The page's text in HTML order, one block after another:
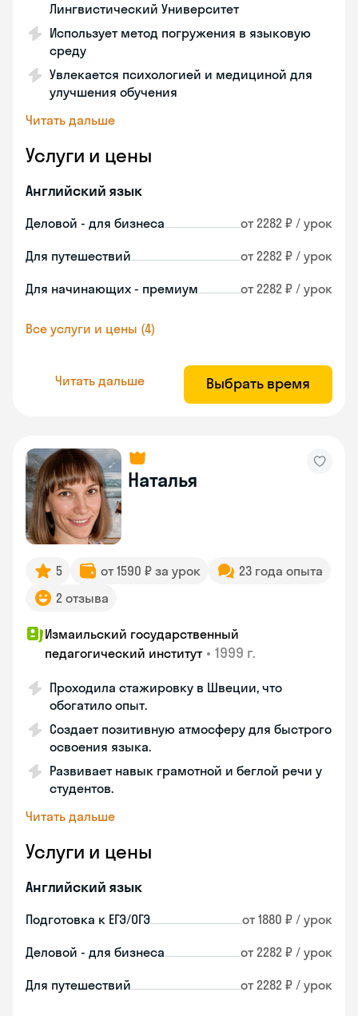
Лингвистический Университет
Использует метод погружения в языковую
среду
Увлекается психологией и медициной для
улучшения обучения
Читать дальше
Услуги и цены
Английский язык
Деловой - для бизнеса от 2282 ₽ / урок
Для путешествий от 2282 ₽ / урок
Для начинающих - премиум от 2282 ₽ / урок
Все услуги и цены (4)
Читать дальше Выбрать время
Наталья
5 от 1590 ₽ за урок
23 года опыта
2 отзыва
Измаильский государственный
педагогический институт • 1999 г.
Проходила стажировку в Швеции, что
обогатило опыт.
Создает позитивную атмосферу для быстрого
освоения языка.
Развивает навык грамотной и беглой речи у
студентов.
Читать дальше
Услуги и цены
Английский язык
Подготовка к ЕГЭ/ОГЭ от 1880 ₽ / урок
Деловой - для бизнеса от 2282 ₽ / урок
Для путешествий от 2282 ₽ / урок